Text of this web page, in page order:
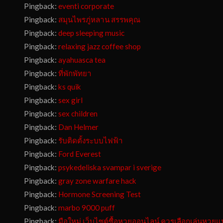
Pingback: eventi corporate
Pingback: สมุนไพรภู่หลาน สรรพคุณ
Pingback: deep sleeping music
Pingback: relaxing jazz coffee shop
Pingback: ayahuasca tea
Pingback: ที่พักพัทยา
Pingback: ks quik
Pingback: sex girl
Pingback: sex children
Pingback: Dan Helmer
Pingback: รับติดตั้งระบบไฟฟ้า
Pingback: Ford Everest
Pingback: psykedeliska svampar i sverige
Pingback: gray zone warfare hack
Pingback: Hormone Screening Test
Pingback: marbo 9000 puff
Pingback: มือใหม่ เว็บไซต์ซื้อหวยออนไลน์ ควรเลือกเล่นหวย